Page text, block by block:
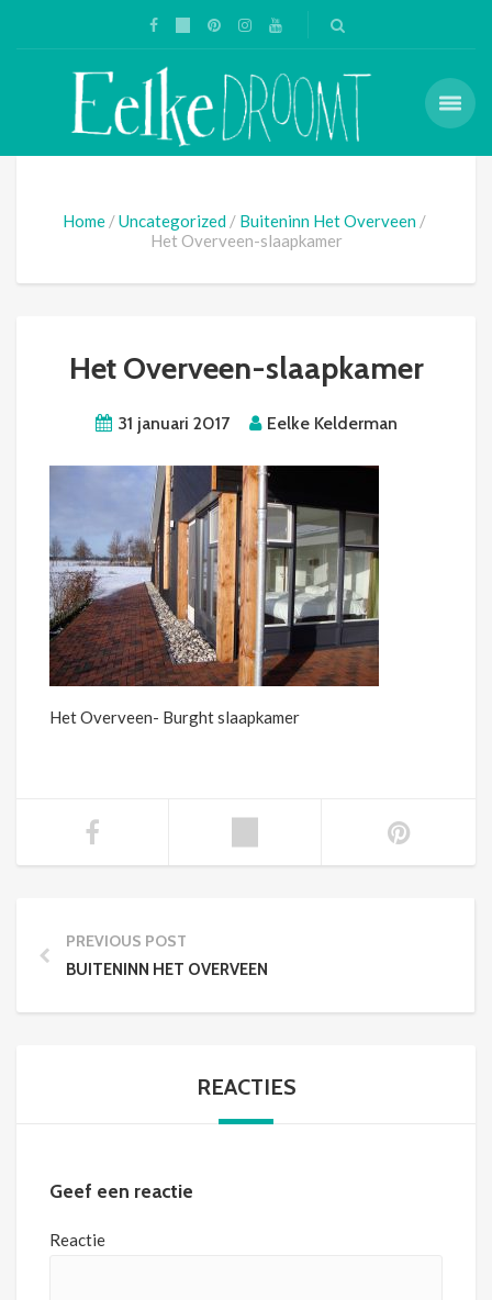
Home Uncategorized
Buiteninn Het Overveen
Het Overveen-slaapkamer
Het Overveen-slaapkamer
31 januari 2017 Eelke Kelderman
Het Overveen- Burght slaapkamer
PREVIOUS POST
BUITENINN HET OVERVEEN
REACTIES
Geef een reactie
Reactie